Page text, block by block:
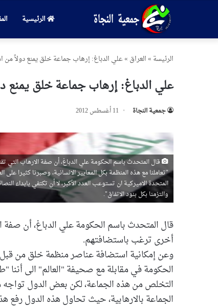
الرئيسية
الرئیسة »العراق »علي الدباغ: إرهاب جماعة خلق يمنع دولاً من
علي الدباغ: إرهاب جماعة خلق يمنع
جمعیة النجاة 11 أغسطس 2012
قال المتحدث باسم الحكومة علي الدباغ، أن صفة الارهاب
"تعاملنا مع هذه المنظمة بكل المعايير الانسانية، وصبرنا كثيرا
المتحدة الاميركية ان تستوعب العدد الأكبر، لا أن تكتفي بابداء
والتزمنا بكل بنود الاتفاق".
قال المتحدث باسم الحكومة علي الدباغ، أن صفة
أخرى ترغب باستضافتهم.
وعن إمكانية استضافة عناصر منظمة خلق من قبل
الحكومة في مقابلة مع صحيفة "العالم" الى أننا
التخلص من هذه الجماعة، لكن بعض الدول
الجماعة بالارهابية، حيث تحاول هذه الدول رفع